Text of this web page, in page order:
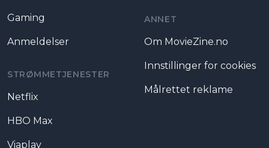
Gaming
Anmeldelser
STRØMMETJENESTER
Netflix
HBO Max
Viaplay
ANNET
Om MovieZine.no
Innstillinger for cookies
Målrettet reklame